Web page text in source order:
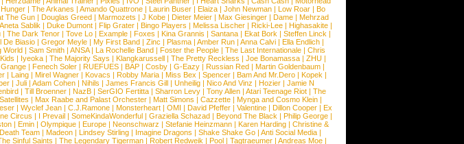
| The Arkanes | Amando Quattrone | Laurin Buser | Elaiza | John Newman | Low Roar | Bo
The Gun | Douglas Greed | Marmozets | J Kobe | Dieter Meier | Max Giesinger | Dame | Mehrzad
Aneta Sablik | Duke Dumont | Flip Grater | Bingo Players | Melissa Lischer | Ricki-Lee | Highasakite |
| The Dark Tenor | Tove Lo | Example | Foxes | Kina Grannis | Santana | Ekat Bork | Steffen Linck |
De Biasio | Gregor Meyle | My First Band | Zinc | Plasma | Amber Run | Anna Calvi | Ella Endlich |
World| Sam Smith| ANSA| La Rochelle Band| Foster the People| The Last Internationale| Chris
| Iyeoka| The Majority Says | Klangkarussell| The Pretty Reckless | Joe Bonamassa| ZHU|
| Fenech Soler| RUEFUES| BAP| Cosby| G-Eazy| Russian Red| Martin Goldenbaum|
| Laing | Mirel Wagner | Kovacs | Robby Maria | Miss Bex | Spencer | Bam And Mr.Dero | Kopek |
| Juli | Adam Cohen | Nihils | James Francis Gill | Unheilig | Nico And Vinz | Hozier | Jamie N
| Till Broenner| NazB| SerGIO Fertitta| Sharron Levy| Tony Allen| Atari Teenage Riot| The
| Max Raabe and Palast Orchester | Matt Simons | Cazzette | Mynga and Cosmo Klein |
| Wyclef Jean | C.J.Ramone | Monsterheart | OMI | David Pfeffer | Valentine | Dillon Cooper | Ex
Circus | I Prevail | SomeKindaWonderful | Graziella Schazad | Beyond The Black | Philip George |
| Emin| Olympique| Europe| Neonschwarz | Stefanie Heinzmann| Karen Harding| Christine &
Death Team | Madeon | Lindsey Stirling | Imagine Dragons | Shake Shake Go | Anti Social Media |
Sinful Saints | The Legendary Tigerman| Robert Redweik | Pool| Tagtraeumer| Andreas Moe|